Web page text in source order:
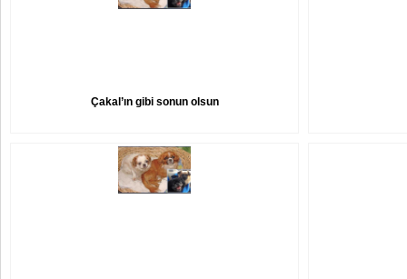
Çakal’ın gibi sonun olsun